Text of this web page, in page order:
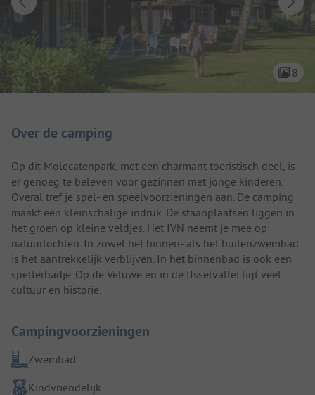
8
Over de camping
Op dit Molecatenpark, met een charmant toeristisch deel, is
er genoeg te beleven voor gezinnen met jonge kinderen.
Overal tref je spel- en speelvoorzieningen aan. De camping
maakt een kleinschalige indruk. De staanplaatsen liggen in
het groen op kleine veldjes. Het IVN neemt je mee op
natuurtochten. In zowel het binnen- als het buitenzwembad
is het aantrekkelijk verblijven. In het binnenbad is ook een
spetterbadje. Op de Veluwe en in de IJsselvallei ligt veel
cultuur en historie.
Campingvoorzieningen
Zwembad
Kindvriendelijk